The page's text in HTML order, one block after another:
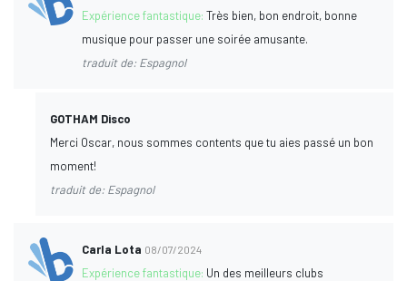
Expérience fantastique:Très bien, bon endroit, bonne
musique pour passer une soirée amusante.
traduit de: Espagnol
GOTHAM Disco
Merci Oscar, nous sommes contents que tu aies passé un bon
moment!
traduit de: Espagnol
Carla Lota 08/07/2024
Expérience fantastique: Un des meilleurs clubs